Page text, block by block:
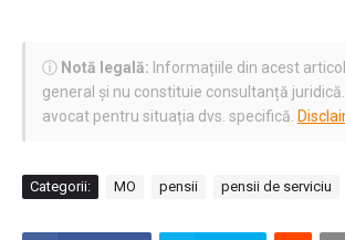
ⓘ Notă legală: Informațiile din acest
general și nu constituie consultanță
avocat pentru situația dvs. specifică.
Categorii: MO pensii pensii de serviciu